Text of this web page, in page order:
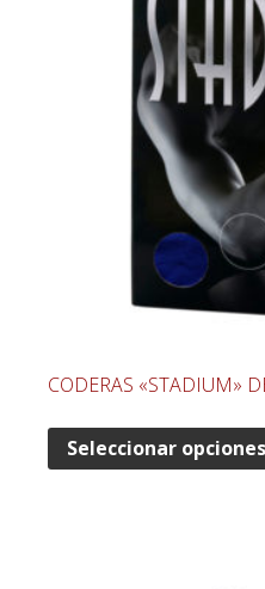
CODERAS «STADIUM»
Seleccionar opciones